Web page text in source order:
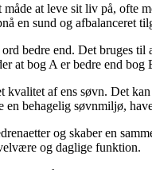
at leve sit liv på, ofte
en sund og afbalanceret
bedre end. Det bruges
at bog A er bedre end bog
kvalitet af ens søvn. Det
en behagelig søvnmiljø,
og skaber en
og daglige funktion.